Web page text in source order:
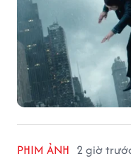
PHIM ẢNH 2 giờ